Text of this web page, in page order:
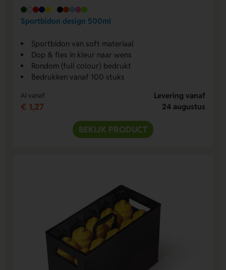
Sportbidon design 500ml
Sportbidon van soft materiaal
Dop & fles in kleur naar wens
Rondom (full colour) bedrukt
Bedrukken vanaf 100 stuks
Al vanaf
€ 1,27
Levering vanaf
24 augustus
BEKIJK PRODUCT